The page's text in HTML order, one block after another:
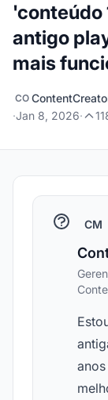
'conteúdo
antigo
mais
CO
·Jan 8, 2026·
CM